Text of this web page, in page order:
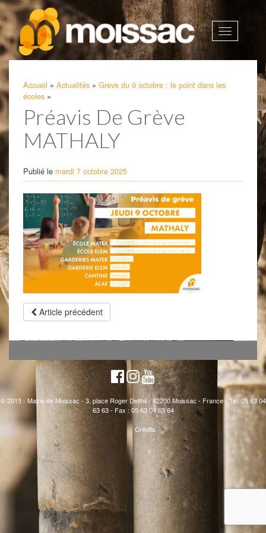
Afficher
Accueil » Actualités » Grève du 9 octobre : le point dans les
écoles »
Préavis De Grève
MATHALY
Publié le mardi 7 octobre 2025
Article précédent
© 2015 - Mairie de Moissac - 3, place Roger Delthil - 82200 Moissac - France - Tél. 05 63 04
63 63 - Fax : 05 63 04 63 64
Crédits